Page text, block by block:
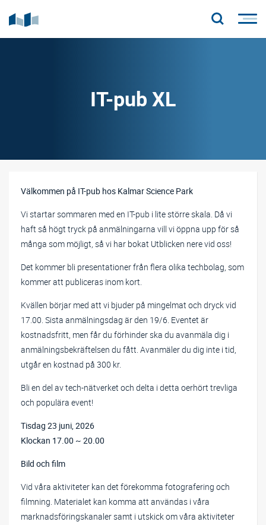
IT-pub XL
Välkommen på IT-pub hos Kalmar Science Park
Vi startar sommaren med en IT-pub i lite större skala. Då vi
haft så högt tryck på anmälningarna vill vi öppna upp för så
många som möjligt, så vi har bokat Utblicken nere vid oss!
Det kommer bli presentationer från flera olika techbolag, som
kommer att publiceras inom kort.
Kvällen börjar med att vi bjuder på mingelmat och dryck vid
17.00. Sista anmälningsdag är den 19/6. Eventet är
kostnadsfritt, men får du förhinder ska du avanmäla dig i
anmälningsbekräftelsen du fått. Avanmäler du dig inte i tid,
utgår en kostnad på 300 kr.
Bli en del av tech-nätverket och delta i detta oerhört trevliga
och populära event!
Tisdag 23 juni, 2026
Klockan 17.00 ~ 20.00
Bild och film
Vid våra aktiviteter kan det förekomma fotografering och
filmning. Materialet kan komma att användas i våra
marknadsföringskanaler samt i utskick om våra aktiviteter